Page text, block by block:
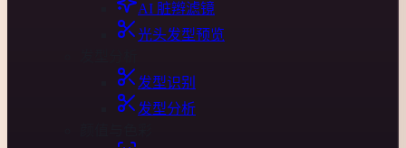
AI 脏辫滤镜
光头发型预览
发型识别
发型分析